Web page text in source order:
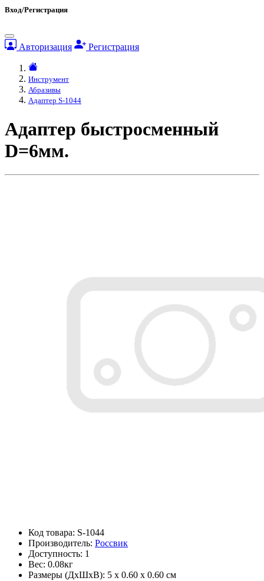
Вход/Регистрация
Авторизация Регистрация
Инструмент
Абразивы
Адаптер S-1044
Адаптер быстросменный
D=6мм.
Код товара: S-1044
Производитель: Россвик
Доступность: 1
Вес: 0.08кг
Размеры (ДxШxВ): 5 x 0.60 x 0.60 см